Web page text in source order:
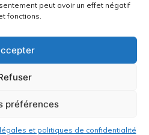
peut avoir un effet négatif
fonctions.
préférences
et politiques de confidentialité